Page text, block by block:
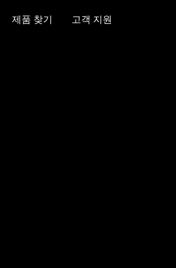
제품 찾기 고객 지원